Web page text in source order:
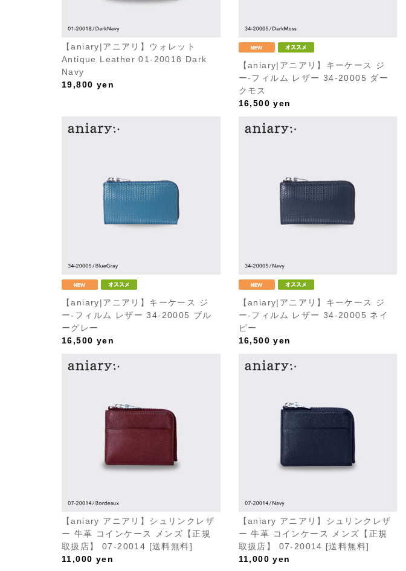
【aniary|アニアリ】ウォレット
Antique Leather 01-20018 Dark
Navy
19,800 yen
【aniary|アニアリ】キーケース ジ
ー-フィルム レザー 34-20005 ダー
クモス
16,500 yen
【aniary|アニアリ】キーケース ジ
ー-フィルム レザー 34-20005 ブル
ーグレー
16,500 yen
【aniary|アニアリ】キーケース ジ
ー-フィルム レザー 34-20005 ネイ
ビー
16,500 yen
【aniary アニアリ】シュリンクレザ
ー 牛革 コインケース メンズ【正規
取扱店】 07-20014 [送料無料]
11,000 yen
【aniary アニアリ】シュリンクレザ
ー 牛革 コインケース メンズ【正規
取扱店】 07-20014 [送料無料]
11,000 yen